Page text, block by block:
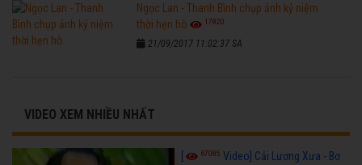
Ngọc Lan - Thanh Bình chụp ảnh kỷ niệm
thời hẹn hò
17820
21/09/2017 11:02:37 SA
VIDEO XEM NHIỀU NHẤT
[ 67085 Video] Cải Lương Xưa - Bơ